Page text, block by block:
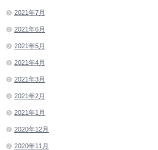
2021年7月
2021年6月
2021年5月
2021年4月
2021年3月
2021年2月
2021年1月
2020年12月
2020年11月